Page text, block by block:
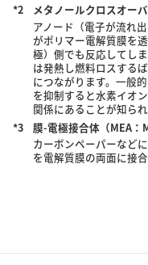
*2
メタノールクロスオー
アノード（電子が流れ
がポリマー電解質膜を
極）側でも反応してし
は発熱し燃料ロスする
につながります。一般
を抑制すると水素イオ
関係にあることが知られ
*3
膜-電極接合体（MEA：
カーボンペーパーなど
を電解質膜の両面に接